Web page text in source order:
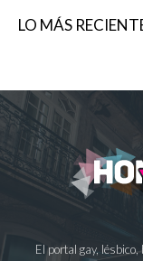
LO MÁS
El portal gay,